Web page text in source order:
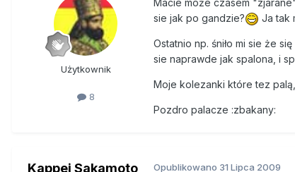
Użytkownik
8
Macie może czasem
sie jak po gandzie?
Ja tak
Ostatnio np. śniło mi sie że
sie naprawde jak spalona, i
Moje kolezanki które tez
Pozdro palacze :zbakany:
Kappei Sakamoto Opublikowano 31 Lipca 2009